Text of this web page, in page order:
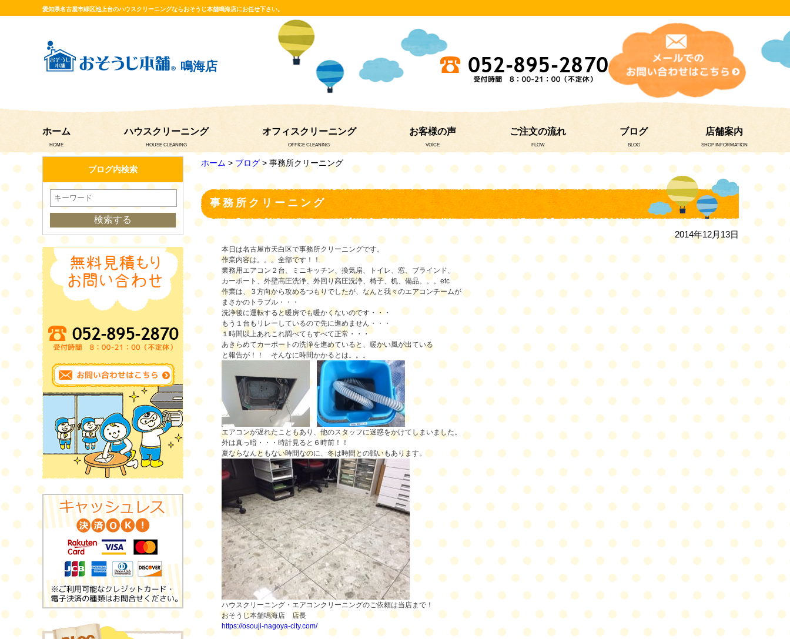
愛知県名古屋市緑区池上台のハウスクリーニングならおそうじ本舗鳴海店にお任せ下さい。
鳴海店
ホーム
HOME
ハウスクリーニング
HOUSE CLEANING
オフィスクリーニング
OFFICE CLEANING
お客様の声
VOICE
ご注文の流れ
FLOW
ブログ
BLOG
店舗案内
SHOP INFORMATION
ホーム >ブログ> 事務所クリーニング
事務所クリーニング
2014年12月13日
本日は名古屋市天白区で事務所クリーニングです。
作業内容は。。。全部です！！
業務用エアコン２台、ミニキッチン、換気扇、トイレ、窓、ブラインド、
カーポート、外壁高圧洗浄、外回り高圧洗浄、椅子、机、備品。。。etc
作業は、３方向から攻めるつもりでしたが、なんと我々のエアコンチームが
まさかのトラブル・・・
洗浄後に運転すると暖房でも暖かくないのです・・・
もう１台もリレーしているので先に進めません・・・
１時間以上あれこれ調べてもすべて正常・・・
あきらめてカーポートの洗浄を進めていると、暖かい風が出ている
と報告が！！ そんなに時間かかるとは。。。
エアコンが遅れたこともあり、他のスタッフに迷惑をかけてしまいました。
外は真っ暗・・・時計見ると６時前！！
夏ならなんともない時間なのに、冬は時間との戦いもあります。
ハウスクリーニング・エアコンクリーニングのご依頼は当店まで！
おそうじ本舗鳴海店 店長
https://osouji-nagoya-city.com/
ブログ内検索